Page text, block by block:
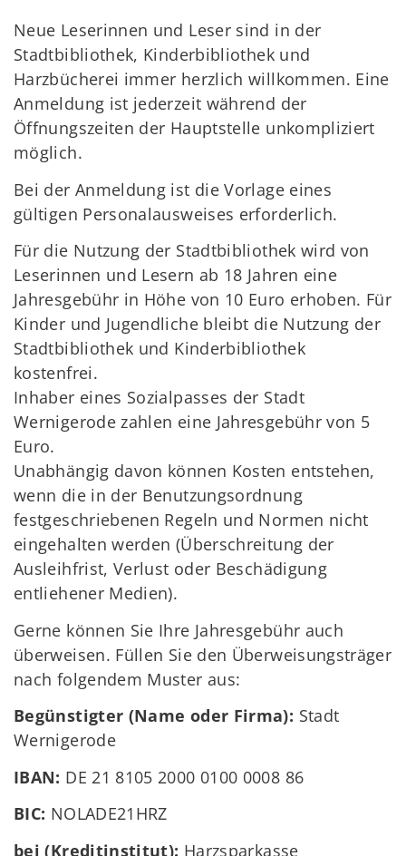
Neue Leserinnen und Leser sind in der
Stadtbibliothek, Kinderbibliothek und
Harzbücherei immer herzlich willkommen. Eine
Anmeldung ist jederzeit während der
Öffnungszeiten der Hauptstelle unkompliziert
möglich.
Bei der Anmeldung ist die Vorlage eines
gültigen Personalausweises erforderlich.
Für die Nutzung der Stadtbibliothek wird von
Leserinnen und Lesern ab 18 Jahren eine
Jahresgebühr in Höhe von 10 Euro erhoben. Für
Kinder und Jugendliche bleibt die Nutzung der
Stadtbibliothek und Kinderbibliothek
kostenfrei.
Inhaber eines Sozialpasses der Stadt
Wernigerode zahlen eine Jahresgebühr von 5
Euro.
Unabhängig davon können Kosten entstehen,
wenn die in der Benutzungsordnung
festgeschriebenen Regeln und Normen nicht
eingehalten werden (Überschreitung der
Ausleihfrist, Verlust oder Beschädigung
entliehener Medien).
Gerne können Sie Ihre Jahresgebühr auch
überweisen. Füllen Sie den Überweisungsträger
nach folgendem Muster aus:
Begünstigter (Name oder Firma): Stadt
Wernigerode
IBAN: DE 21 8105 2000 0100 0008 86
BIC: NOLADE21HRZ
bei (Kreditinstitut): Harzsparkasse